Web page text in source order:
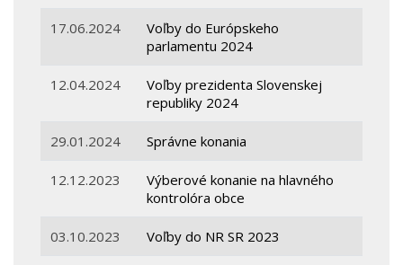
17.06.2024
Voľby do Európskeho
parlamentu 2024
12.04.2024
Voľby prezidenta Slovenskej
republiky 2024
29.01.2024 Správne konania
12.12.2023
Výberové konanie na hlavného
kontrolóra obce
03.10.2023 Voľby do NR SR 2023